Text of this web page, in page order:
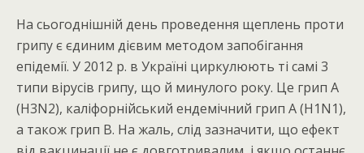
На сьогоднішній день проведення щеплень проти
грипу є єдиним дієвим методом запобігання
епідемії. У 2012 р. в Україні циркулюють ті самі 3
типи вірусів грипу, що й минулого року. Це грип А
(H3N2), каліфорнійський ендемічний грип А (H1N1),
а також грип В. На жаль, слід зазначити, що ефект